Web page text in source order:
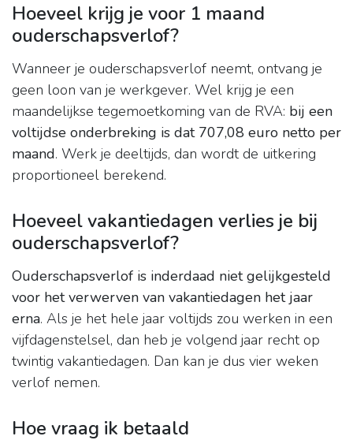
Hoeveel krijg je voor 1 maand
ouderschapsverlof?
Wanneer je ouderschapsverlof neemt, ontvang je
geen loon van je werkgever. Wel krijg je een
maandelijkse tegemoetkoming van de RVA: bij een
voltijdse onderbreking is dat 707,08 euro netto per
maand. Werk je deeltijds, dan wordt de uitkering
proportioneel berekend.
Hoeveel vakantiedagen verlies je bij
ouderschapsverlof?
Ouderschapsverlof is inderdaad niet gelijkgesteld
voor het verwerven van vakantiedagen het jaar
erna. Als je het hele jaar voltijds zou werken in een
vijfdagenstelsel, dan heb je volgend jaar recht op
twintig vakantiedagen. Dan kan je dus vier weken
verlof nemen.
Hoe vraag ik betaald